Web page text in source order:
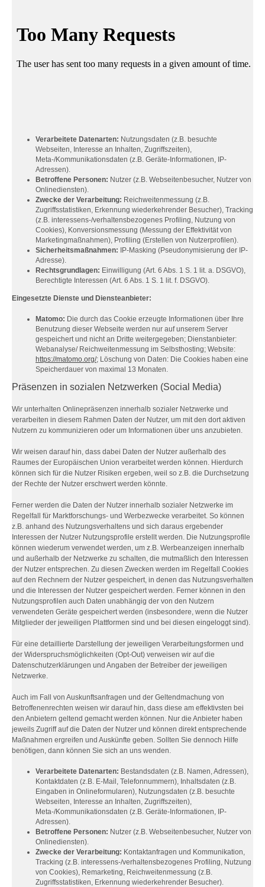
Verarbeitete Datenarten: Nutzungsdaten (z.B. besuchte
Webseiten, Interesse an Inhalten, Zugriffszeiten),
Meta-/Kommunikationsdaten (z.B. Geräte-Informationen, IP-
Adressen).
Betroffene Personen: Nutzer (z.B. Webseitenbesucher, Nutzer von
Onlinediensten).
Zwecke der Verarbeitung: Reichweitenmessung (z.B.
Zugriffsstatistiken, Erkennung wiederkehrender Besucher), Tracking
(z.B. interessens-/verhaltensbezogenes Profiling, Nutzung von
Cookies), Konversionsmessung (Messung der Effektivität von
Marketingmaßnahmen), Profiling (Erstellen von Nutzerprofilen).
Sicherheitsmaßnahmen: IP-Masking (Pseudonymisierung der IP-
Adresse).
Rechtsgrundlagen: Einwilligung (Art. 6 Abs. 1 S. 1 lit. a. DSGVO),
Berechtigte Interessen (Art. 6 Abs. 1 S. 1 lit. f. DSGVO).
Eingesetzte Dienste und Diensteanbieter:
Matomo: Die durch das Cookie erzeugte Informationen über Ihre
Benutzung dieser Webseite werden nur auf unserem Server
gespeichert und nicht an Dritte weitergegeben; Dienstanbieter:
Webanalyse/ Reichweitenmessung im Selbsthosting; Website:
https://matomo.org/; Löschung von Daten: Die Cookies haben eine
Speicherdauer von maximal 13 Monaten.
Präsenzen in sozialen Netzwerken (Social Media)
Wir unterhalten Onlinepräsenzen innerhalb sozialer Netzwerke und
verarbeiten in diesem Rahmen Daten der Nutzer, um mit den dort aktiven
Nutzern zu kommunizieren oder um Informationen über uns anzubieten.
Wir weisen darauf hin, dass dabei Daten der Nutzer außerhalb des
Raumes der Europäischen Union verarbeitet werden können. Hierdurch
können sich für die Nutzer Risiken ergeben, weil so z.B. die Durchsetzung
der Rechte der Nutzer erschwert werden könnte.
Ferner werden die Daten der Nutzer innerhalb sozialer Netzwerke im
Regelfall für Marktforschungs- und Werbezwecke verarbeitet. So können
z.B. anhand des Nutzungsverhaltens und sich daraus ergebender
Interessen der Nutzer Nutzungsprofile erstellt werden. Die Nutzungsprofile
können wiederum verwendet werden, um z.B. Werbeanzeigen innerhalb
und außerhalb der Netzwerke zu schalten, die mutmaßlich den Interessen
der Nutzer entsprechen. Zu diesen Zwecken werden im Regelfall Cookies
auf den Rechnern der Nutzer gespeichert, in denen das Nutzungsverhalten
und die Interessen der Nutzer gespeichert werden. Ferner können in den
Nutzungsprofilen auch Daten unabhängig der von den Nutzern
verwendeten Geräte gespeichert werden (insbesondere, wenn die Nutzer
Mitglieder der jeweiligen Plattformen sind und bei diesen eingeloggt sind).
Für eine detaillierte Darstellung der jeweiligen Verarbeitungsformen und
der Widerspruchsmöglichkeiten (Opt-Out) verweisen wir auf die
Datenschutzerklärungen und Angaben der Betreiber der jeweiligen
Netzwerke.
Auch im Fall von Auskunftsanfragen und der Geltendmachung von
Betroffenenrechten weisen wir darauf hin, dass diese am effektivsten bei
den Anbietern geltend gemacht werden können. Nur die Anbieter haben
jeweils Zugriff auf die Daten der Nutzer und können direkt entsprechende
Maßnahmen ergreifen und Auskünfte geben. Sollten Sie dennoch Hilfe
benötigen, dann können Sie sich an uns wenden.
Verarbeitete Datenarten: Bestandsdaten (z.B. Namen, Adressen),
Kontaktdaten (z.B. E-Mail, Telefonnummern), Inhaltsdaten (z.B.
Eingaben in Onlineformularen), Nutzungsdaten (z.B. besuchte
Webseiten, Interesse an Inhalten, Zugriffszeiten),
Meta-/Kommunikationsdaten (z.B. Geräte-Informationen, IP-
Adressen).
Betroffene Personen: Nutzer (z.B. Webseitenbesucher, Nutzer von
Onlinediensten).
Zwecke der Verarbeitung: Kontaktanfragen und Kommunikation,
Tracking (z.B. interessens-/verhaltensbezogenes Profiling, Nutzung
von Cookies), Remarketing, Reichweitenmessung (z.B.
Zugriffsstatistiken, Erkennung wiederkehrender Besucher).